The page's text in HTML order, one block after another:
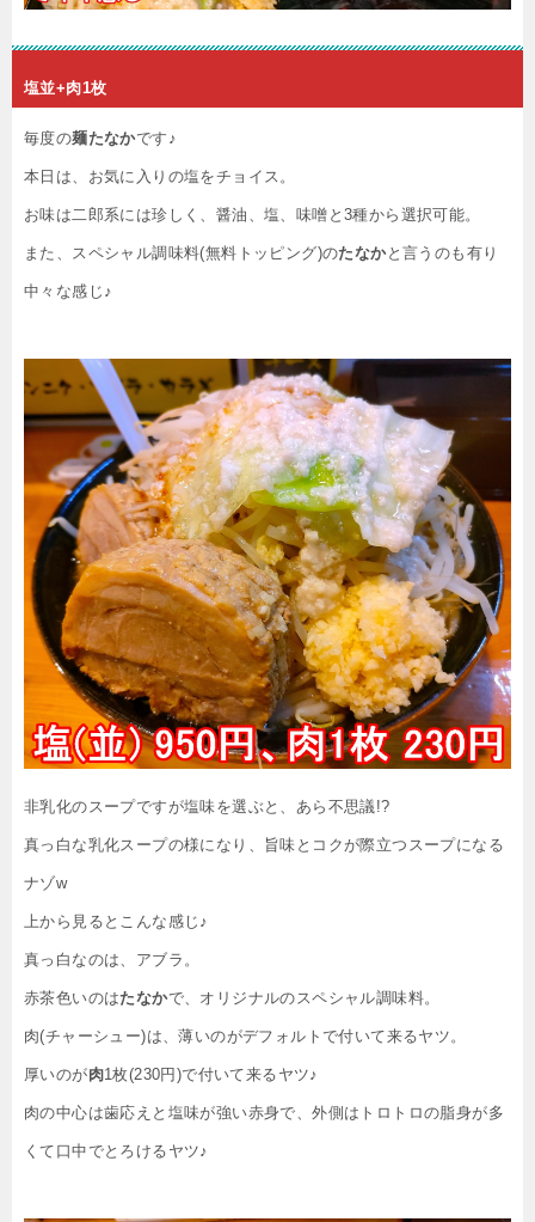
塩並+肉1枚
毎度の麺たなかです♪
本日は、お気に入りの塩をチョイス。
お味は二郎系には珍しく、醤油、塩、味噌と3種から選択可能。
また、スペシャル調味料(無料トッピング)のたなか と言うのも有り
中々な感じ♪
非乳化のスープですが塩味を選ぶと、あら不思議!?
真っ白な乳化スープの様になり、旨味とコクが際立つスープになる
ナゾw
上から見るとこんな感じ♪
真っ白なのは、アブラ。
赤茶色いのはたなかで、オリジナルのスペシャル調味料。
肉(チャーシュー)は、薄いのがデフォルトで付いて来るヤツ。
厚いのが肉1枚(230円)で付いて来るヤツ♪
肉の中心は歯応えと塩味が強い赤身で、外側はトロトロの脂身が多
くて口中でとろけるヤツ♪